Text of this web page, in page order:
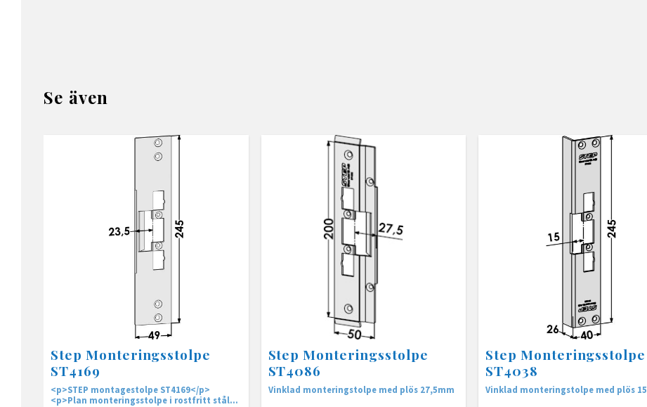
Se även
Step Monteringsstolpe
ST4169
<p>STEP montagestolpe ST4169</p>
<p>Plan monteringsstolpe i rostfritt stål
Step Monteringsstolpe
ST4086
Vinklad monteringstolpe med plös 27,5mm
Step Monteringsstolpe
ST4038
Vinklad monteringstolpe med plös 15